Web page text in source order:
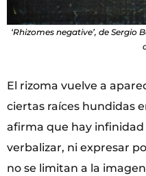
‘Rhizomes negative’, de
El rizoma vuelve a
ciertas raíces hundidas
afirma que hay infinidad
verbalizar, ni expresar
no se limitan a la